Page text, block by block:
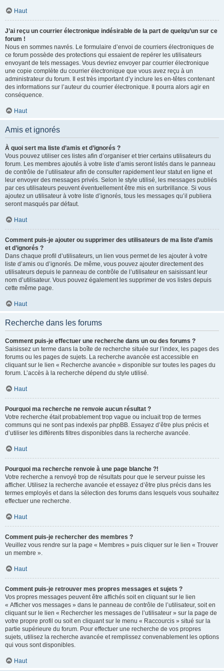
Haut
J’ai reçu un courrier électronique indésirable de la part de quelqu’un sur ce
forum !
Nous en sommes navrés. Le formulaire d’envoi de courriers électroniques de
ce forum possède des protections qui essaient de repérer les utilisateurs
envoyant de tels messages. Vous devriez envoyer par courrier électronique
une copie complète du courrier électronique que vous avez reçu à un
administrateur du forum. Il est très important d’y inclure les en-têtes contenant
des informations sur l’auteur du courrier électronique. Il pourra alors agir en
conséquence.
Haut
Amis et ignorés
À quoi sert ma liste d’amis et d’ignorés ?
Vous pouvez utiliser ces listes afin d’organiser et trier certains utilisateurs du
forum. Les membres ajoutés à votre liste d’amis seront listés dans le panneau
de contrôle de l’utilisateur afin de consulter rapidement leur statut en ligne et
leur envoyer des messages privés. Selon le style utilisé, les messages publiés
par ces utilisateurs peuvent éventuellement être mis en surbrillance. Si vous
ajoutez un utilisateur à votre liste d’ignorés, tous les messages qu’il publiera
seront masqués par défaut.
Haut
Comment puis-je ajouter ou supprimer des utilisateurs de ma liste d’amis
et d’ignorés ?
Dans chaque profil d’utilisateurs, un lien vous permet de les ajouter à votre
liste d’amis ou d’ignorés. De même, vous pouvez ajouter directement des
utilisateurs depuis le panneau de contrôle de l’utilisateur en saisissant leur
nom d’utilisateur. Vous pouvez également les supprimer de vos listes depuis
cette même page.
Haut
Recherche dans les forums
Comment puis-je effectuer une recherche dans un ou des forums ?
Saisissez un terme dans la boîte de recherche située sur l’index, les pages des
forums ou les pages de sujets. La recherche avancée est accessible en
cliquant sur le lien « Recherche avancée » disponible sur toutes les pages du
forum. L’accès à la recherche dépend du style utilisé.
Haut
Pourquoi ma recherche ne renvoie aucun résultat ?
Votre recherche était probablement trop vague ou incluait trop de termes
communs qui ne sont pas indexés par phpBB. Essayez d’être plus précis et
d’utiliser les différents filtres disponibles dans la recherche avancée.
Haut
Pourquoi ma recherche renvoie à une page blanche ?!
Votre recherche a renvoyé trop de résultats pour que le serveur puisse les
afficher. Utilisez la recherche avancée et essayez d’être plus précis dans les
termes employés et dans la sélection des forums dans lesquels vous souhaitez
effectuer une recherche.
Haut
Comment puis-je rechercher des membres ?
Veuillez vous rendre sur la page « Membres » puis cliquer sur le lien « Trouver
un membre ».
Haut
Comment puis-je retrouver mes propres messages et sujets ?
Vos propres messages peuvent être affichés soit en cliquant sur le lien
« Afficher vos messages » dans le panneau de contrôle de l’utilisateur, soit en
cliquant sur le lien « Rechercher les messages de l’utilisateur » sur la page de
votre propre profil ou soit en cliquant sur le menu « Raccourcis » situé sur la
partie supérieure du forum. Pour effectuer une recherche de vos propres
sujets, utilisez la recherche avancée et remplissez convenablement les options
qui vous sont disponibles.
Haut